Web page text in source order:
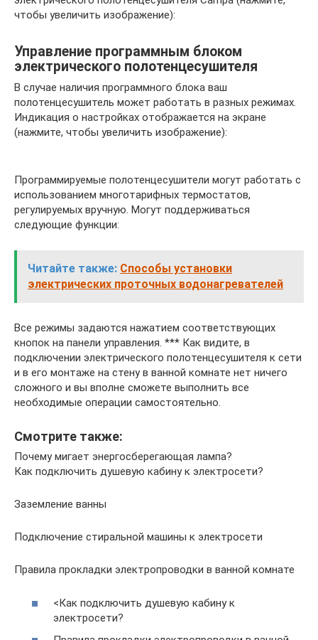
чтобы увеличить изображение):
Управление программным блоком
электрического полотенцесушителя
В случае наличия программного блока ваш
полотенцесушитель может работать в разных режимах.
Индикация о настройках отображается на экране
(нажмите, чтобы увеличить изображение):
Программируемые полотенцесушители могут работать с
использованием многотарифных термостатов,
регулируемых вручную. Могут поддерживаться
следующие функции:
Читайте также: Способы установки
электрических проточных водонагревателей
Все режимы задаются нажатием соответствующих
кнопок на панели управления. *** Как видите, в
подключении электрического полотенцесушителя к сети
и в его монтаже на стену в ванной комнате нет ничего
сложного и вы вполне сможете выполнить все
необходимые операции самостоятельно.
Смотрите также:
Почему мигает энергосберегающая лампа?
Как подключить душевую кабину к электросети?
Заземление ванны
Подключение стиральной машины к электросети
Правила прокладки электропроводки в ванной комнате
<Как подключить душевую кабину к
электросети?